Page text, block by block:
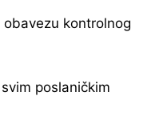
kontrolnog
poslaničkim